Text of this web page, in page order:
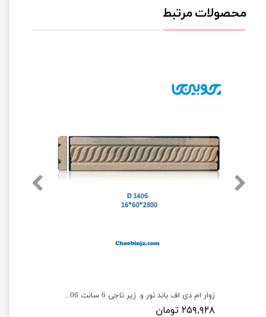
محصولات مرتبط
زوار ام دی اف باند نور و. زیر تاجی 6 سانت D1406
۲۵۹,۹۲۸ تومان